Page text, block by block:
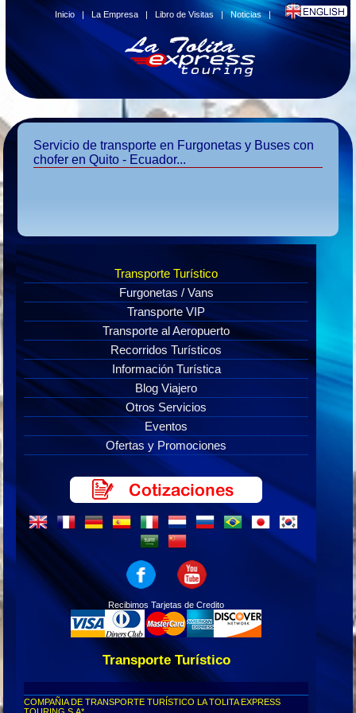
Inicio |La Empresa |Libro de Visitas |Noticias|
Servicio de transporte en Furgonetas y Buses con
chofer en Quito - Ecuador...
Transporte Turístico
Furgonetas / Vans
Transporte VIP
Transporte al Aeropuerto
Recorridos Turísticos
Información Turística
Blog Viajero
Otros Servicios
Eventos
Ofertas y Promociones
Recibimos Tarjetas de Credito
Transporte Turístico
COMPAÑIA DE TRANSPORTE TURÍSTICO LA TOLITA EXPRESS